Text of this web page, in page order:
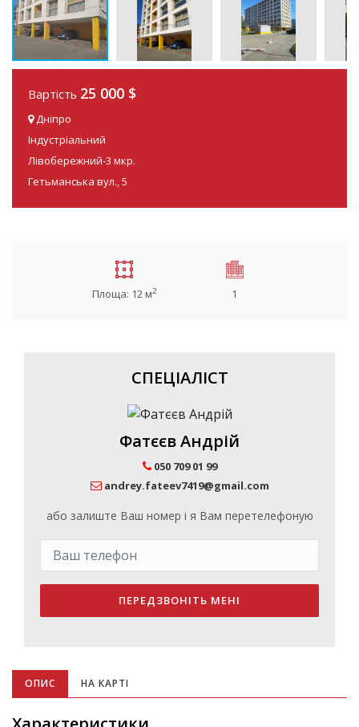
Вартість 25 000 $
Дніпро
Індустріальний
Лівобережний-3 мкр.
Гетьманська вул., 5
Площа: 12 м2 1
СПЕЦІАЛІСТ
Фатєєв Андрій
050 709 01 99
andrey.fateev7419@gmail.com
або залиште Ваш номер і я Вам перетелефоную
ПЕРЕДЗВОНІТЬ МЕНІ
ОПИС НА КАРТІ